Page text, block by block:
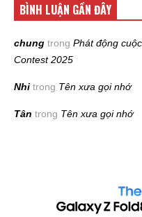
BÌNH LUẬN GẦN ĐÂY
chung trong Phát động
Contest 2025
Nhi trong Tên xưa gọi nhớ
Tân trong Tên xưa gọi nhớ